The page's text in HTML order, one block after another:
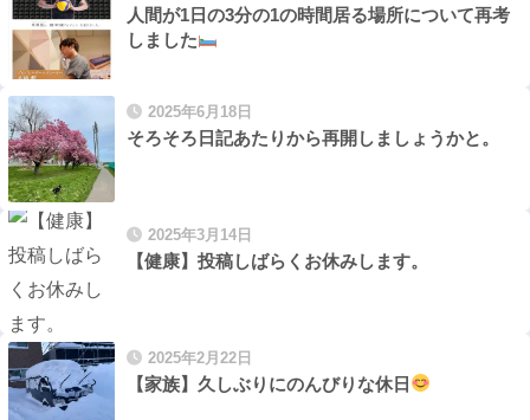
人間が1日の3分の1の時間居る場所について再考
しました
2025年6月18日
そろそろ日記あたりから再開しましょうかと。
2025年3月14日
【健康】投稿しばらくお休みします。
2025年2月22日
【家族】久しぶりにのんびりな休日